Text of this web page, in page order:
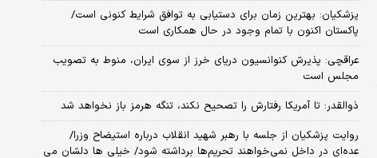
پزشکیان‌: بهترین زمان برای دستیابی به توافق شرایط کنونی است/
پاکستان اکنون با تمام وجود در حال همکاری است
عراقچی: پذیرش کنوانسیون دریای خرز از سوی ایران، منوط به تصویب
مجلس است
ذوالقدر: تا آمریکا رفتارش را تصحیح نکند، تنگه هرمز باز نخواهد شد
روایت پزشکیان از جلسه با رهبر شهید انقلاب درباره استیضاح وزرا/
عده‌ای در داخل نمی‌خواهند تحریم‌ها برداشته شود/ خیلی ها دلشان می